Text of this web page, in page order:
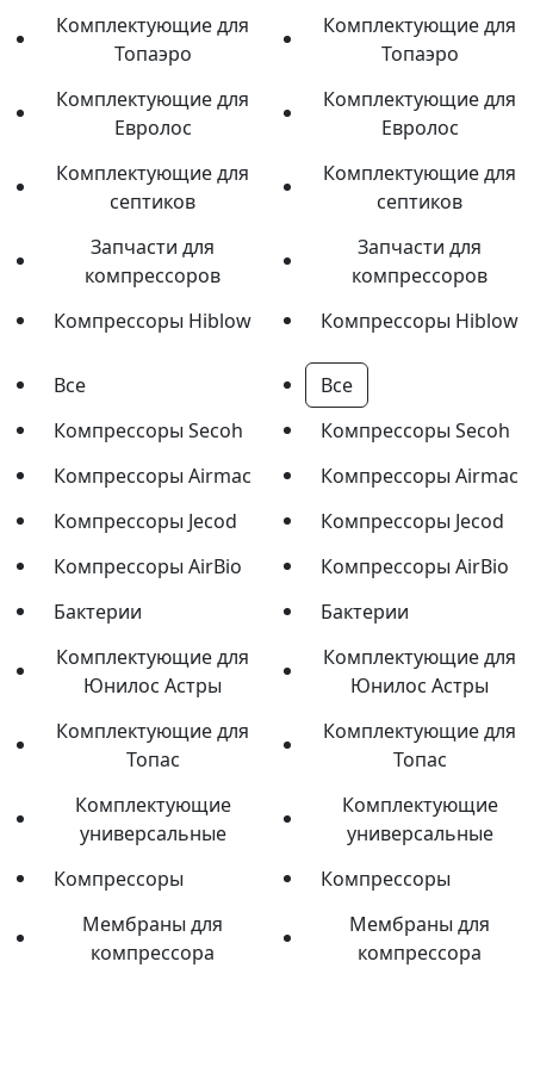
Комплектующие для
Топаэро
Комплектующие для
Евролос
Комплектующие для
септиков
Запчасти для
компрессоров
Компрессоры Hiblow
Комплектующие для
Топаэро
Комплектующие для
Евролос
Комплектующие для
септиков
Запчасти для
компрессоров
Компрессоры Hiblow
Все
Компрессоры Secoh
Компрессоры Airmac
Компрессоры Jecod
Компрессоры AirBio
Бактерии
Комплектующие для
Юнилос Астры
Комплектующие для
Топас
Комплектующие
универсальные
Компрессоры
Мембраны для
компрессора
Все
Компрессоры Secoh
Компрессоры Airmac
Компрессоры Jecod
Компрессоры AirBio
Бактерии
Комплектующие для
Юнилос Астры
Комплектующие для
Топас
Комплектующие
универсальные
Компрессоры
Мембраны для
компрессора